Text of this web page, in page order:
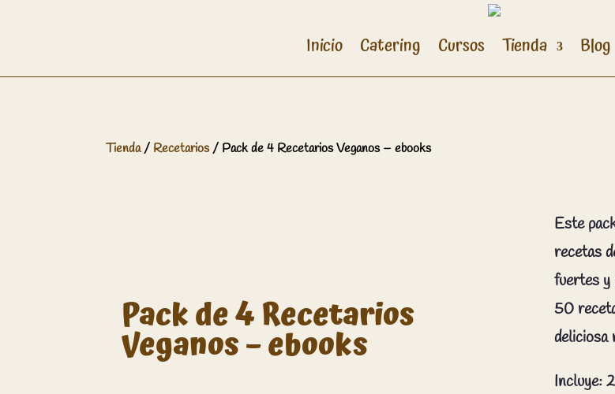
Inicio Catering Cursos Tienda Blog
Tienda/ Recetarios/ Pack de 4 Recetarios Veganos – ebooks
Pack de 4 Recetarios
Veganos – ebooks
Este
recetas
fuertes y
50
deliciosa
Incluye: